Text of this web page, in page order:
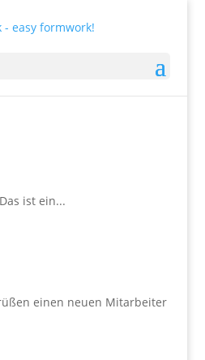
ist ein...
einen neuen Mitarbeiter